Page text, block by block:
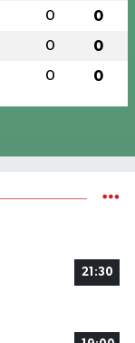
0 0
0 0
0 0
21:30